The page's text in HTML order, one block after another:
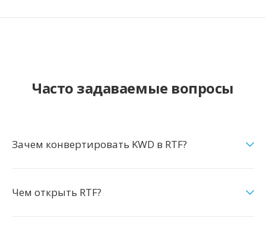
Часто задаваемые вопросы
Зачем конвертировать KWD в RTF?
Чем открыть RTF?